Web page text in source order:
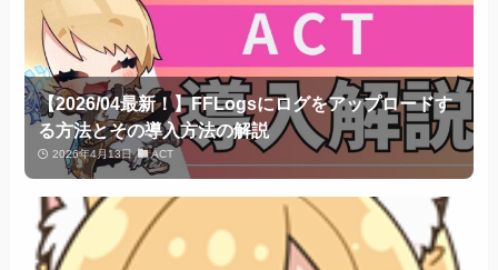
【2026/04最新！】FFLogsにログをアップロードす
る方法とその導入方法の解説
2026年4月13日 ACT